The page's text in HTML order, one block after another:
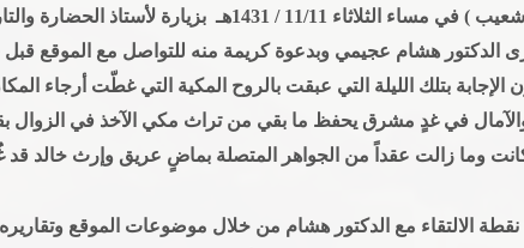
حسن شعيب ) في مساء الثلاثاء 11/11 / 1431هـ
الدكتور هشام عجيمي وبدعوة كريمة منه للتواصل مع الموقع قبل
الإجابة بتلك الليلة التي عبقت بالروح المكية التي غطّت أرجاء
والآمال في غدٍ مشرق يحفظ ما بقي من تراث مكي الآخذ في الزوال
وما زالت عقداً من الجواهر المتصلة بماضٍ عريق وإرث خالد قد
الالتقاء مع الدكتور هشام من خلال موضوعات الموقع